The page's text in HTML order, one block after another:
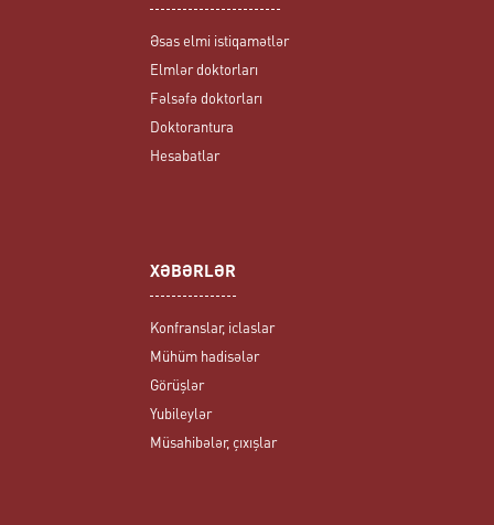
Əsas elmi istiqamətlər
Elmlər doktorları
Fəlsəfə doktorları
Doktorantura
Hesabatlar
XƏBƏRLƏR
Konfranslar, iclaslar
Mühüm hadisələr
Görüşlər
Yubileylər
Müsahibələr, çıxışlar